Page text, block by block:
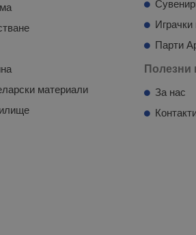
материали
Парти
Полезни
За нас